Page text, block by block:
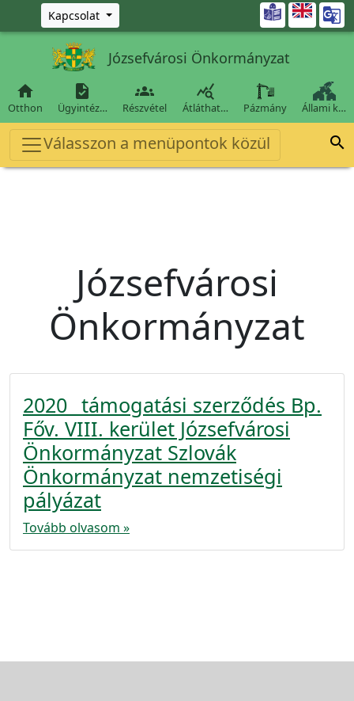
Ugrás a fő tartalomra
Kapcsolat 
Józsefvárosi Önkormányzat

Otthon

Ügyintéz…

Részvétel

Átláthat… Pázmány Állami k…
Válasszon a menüpontok közül 
Józsefvárosi
Önkormányzat
2020_ támogatási szerződés Bp.
Főv. VIII. kerület Józsefvárosi
Önkormányzat Szlovák
Önkormányzat nemzetiségi
pályázat
Tovább olvasom »